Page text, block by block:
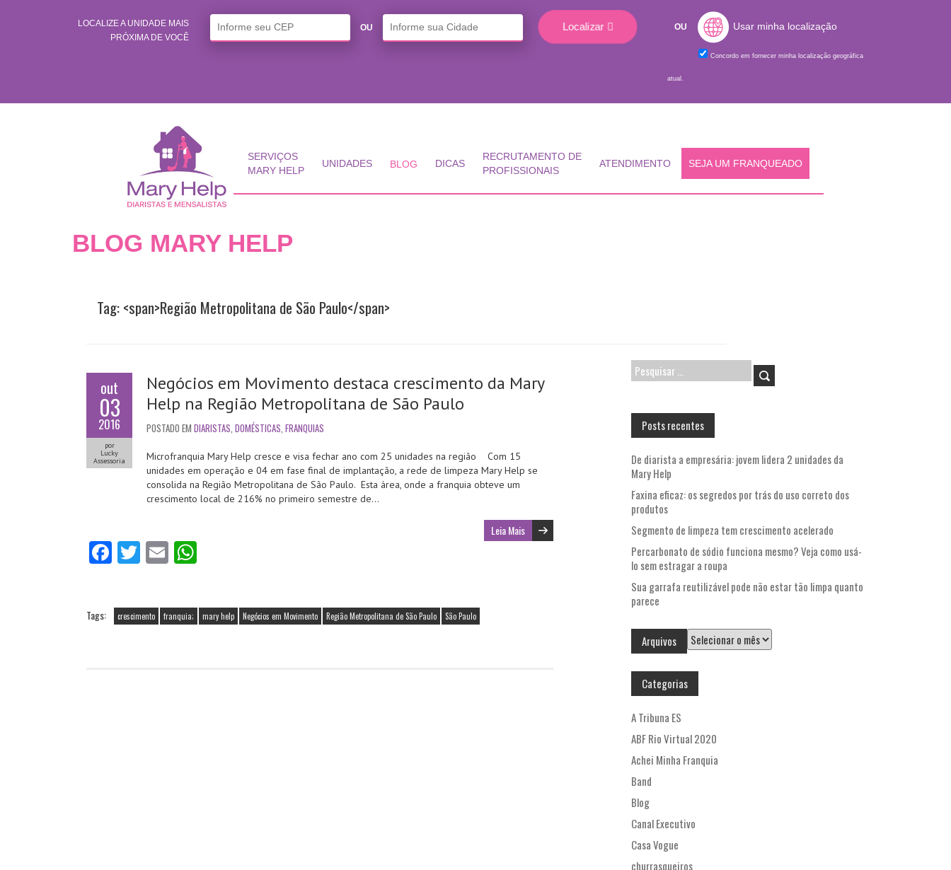
LOCALIZE A UNIDADE MAIS
PRÓXIMA DE VOCÊ
OU Localizar OU Usar minha localização
Concordo em fornecer minha localização geográfica
atual.
SERVIÇOS
MARY HELP
UNIDADES BLOG DICAS
RECRUTAMENTO DE
PROFISSIONAIS
ATENDIMENTO SEJA UM FRANQUEADO
BLOG MARY HELP
Tag: <span>Região Metropolitana de São Paulo</span>
out
03
2016
por
Lucky
Assessoria
Negócios em Movimento destaca crescimento da Mary
Help na Região Metropolitana de São Paulo
POSTADO EM DIARISTAS, DOMÉSTICAS, FRANQUIAS
Microfranquia Mary Help cresce e visa fechar ano com 25 unidades na região Com 15
unidades em operação e 04 em fase final de implantação, a rede de limpeza Mary Help se
consolida na Região Metropolitana de São Paulo. Esta área, onde a franquia obteve um
crescimento local de 216% no primeiro semestre de…
Leia Mais
Fa
o
T
er
E
l A
Tags: crescimento franquia; mary help Negócios em Movimento Região Metropolitana de São Paulo São Paulo
Pesquisar
Posts recentes
De diarista a empresária: jovem lidera 2 unidades da
Mary Help
Faxina eficaz: os segredos por trás do uso correto dos
produtos
Segmento de limpeza tem crescimento acelerado
Percarbonato de sódio funciona mesmo? Veja como usá-
lo sem estragar a roupa
Sua garrafa reutilizável pode não estar tão limpa quanto
parece
Arquivos Arquivos
Categorias
A Tribuna ES
ABF Rio Virtual 2020
Achei Minha Franquia
Band
Blog
Canal Executivo
Casa Vogue
churrasqueiros